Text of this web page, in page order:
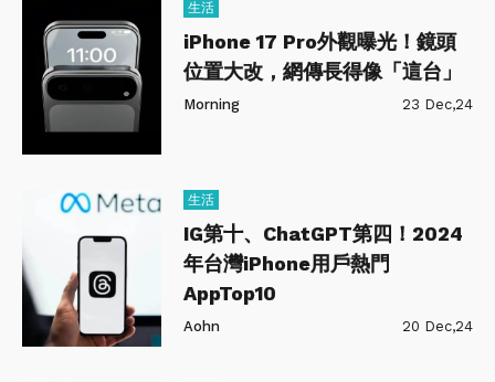
生活
iPhone 17 Pro外觀曝光！鏡頭
位置大改，網傳長得像「這台」
Morning 23 Dec,24
生活
IG第十、ChatGPT第四！2024
年台灣iPhone用戶熱門
AppTop10
Aohn 20 Dec,24